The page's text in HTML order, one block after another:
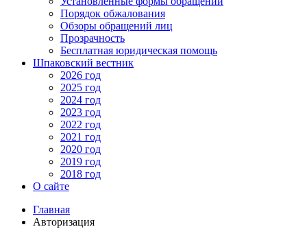
Порядок обжалования
Обзоры обращений лиц
Прозрачность
Бесплатная юридическая помощь
Шпаковский вестник
2026 год
2025 год
2024 год
2023 год
2022 год
2021 год
2020 год
2019 год
2018 год
О сайте
Главная
Авторизация